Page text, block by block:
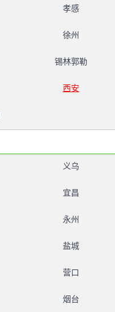
孝感
徐州
锡林郭勒
西安
义乌
宜昌
永州
盐城
营口
烟台